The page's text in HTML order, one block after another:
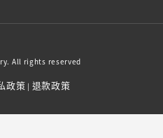
All rights reserved
政策 | 退款政策